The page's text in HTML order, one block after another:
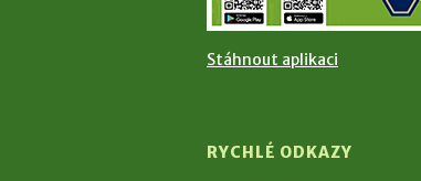
Stáhnout aplikaci
RYCHLÉ ODKAZY